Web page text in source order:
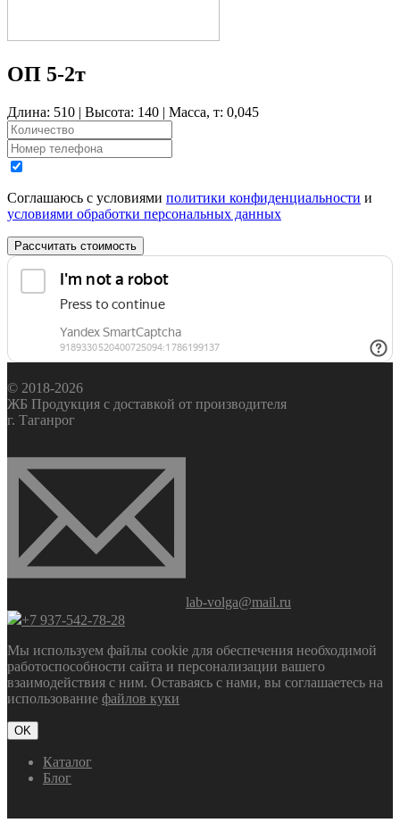
ОП 5-2т
Длина: 510 | Высота: 140 | Масса, т: 0,045
Соглашаюсь с условиями политики конфиденциальности и
условиями обработки персональных данных
Рассчитать стоимость
© 2018-2026
ЖБ Продукция с доставкой от производителя
г. Таганрог
lab-volga@mail.ru
+7 937-542-78-28
Мы используем файлы cookie для обеспечения необходимой
работоспособности сайта и персонализации вашего
взаимодействия с ним. Оставаясь с нами, вы соглашаетесь на
использование файлов куки
OK
Каталог
Блог